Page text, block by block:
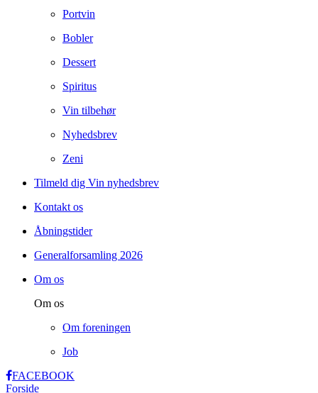
Portvin
Bobler
Dessert
Spiritus
Vin tilbehør
Nyhedsbrev
Zeni
Tilmeld dig Vin nyhedsbrev
Kontakt os
Åbningstider
Generalforsamling 2026
Om os
Om os
Om foreningen
Job
FACEBOOK
Forside